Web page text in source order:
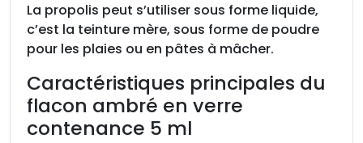
La propolis peut s’utiliser sous forme liquide,
c’est la teinture mère, sous forme de poudre
pour les plaies ou en pâtes à mâcher.
Caractéristiques principales du
flacon ambré en verre
contenance 5 ml